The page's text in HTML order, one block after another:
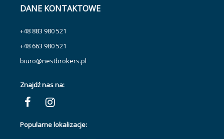
DANE KONTAKTOWE
+48 883 980 521
+48 663 980 521
biuro@nestbrokers.pl
Znajdź nas na:
Popularne lokalizacje: